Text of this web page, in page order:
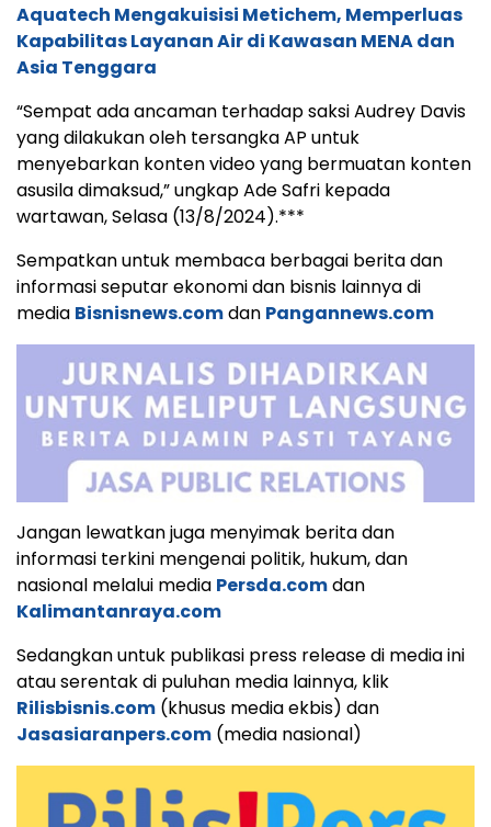
Aquatech Mengakuisisi Metichem, Memperluas
Kapabilitas Layanan Air di Kawasan MENA dan
Asia Tenggara
“Sempat ada ancaman terhadap saksi Audrey Davis
yang dilakukan oleh tersangka AP untuk
menyebarkan konten video yang bermuatan konten
asusila dimaksud,” ungkap Ade Safri kepada
wartawan, Selasa (13/8/2024).***
Sempatkan untuk membaca berbagai berita dan
informasi seputar ekonomi dan bisnis lainnya di
media Bisnisnews.comdan Pangannews.com
Jangan lewatkan juga menyimak berita dan
informasi terkini mengenai politik, hukum, dan
nasional melalui media Persda.comdan
Kalimantanraya.com
Sedangkan untuk publikasi press release di media ini
atau serentak di puluhan media lainnya, klik
Rilisbisnis.com (khusus media ekbis) dan
Jasasiaranpers.com (media nasional)